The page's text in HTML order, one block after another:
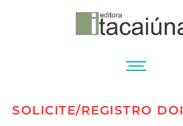
SOLICITE/REGISTRO DOI